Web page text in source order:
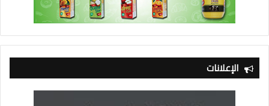
الإعلانات